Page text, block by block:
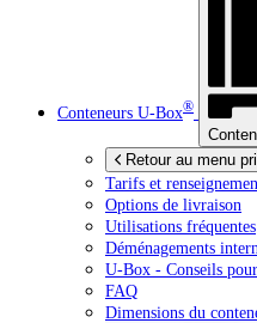
Conteneurs U-Box®
Retour au menu
Tarifs et
Options de livraison
Utilisations fréquentes
Déménagements
U-Box - Conseils
FAQ
Dimensions du